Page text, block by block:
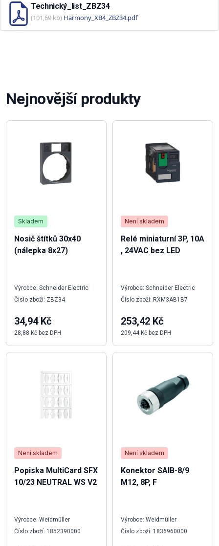
Technický_list_ZBZ34
(101,69 kb) Harmony_XB4_ZBZ34.pdf
Nejnovější produkty
Skladem
Nosič štítků 30x40
(nálepka 8x27)
Výrobce: Schneider Electric
Číslo zboží: ZBZ34
34,94 Kč
28,88 Kč bez DPH
Není skladem
Popiska MultiCard SFX
10/23 NEUTRAL WS V2
Výrobce: Weidmüller
Číslo zboží: 1852390000
Není skladem
Relé miniaturní 3P, 10A
, 24VAC bez LED
Výrobce: Schneider Electric
Číslo zboží: RXM3AB1B7
253,42 Kč
209,44 Kč bez DPH
Není skladem
Konektor SAIB-8/9
M12, 8P, F
Výrobce: Weidmüller
Číslo zboží: 1836960000